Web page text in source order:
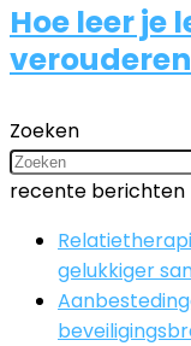
Hoe leer je
Zoeken
recente berichten
gelukkiger